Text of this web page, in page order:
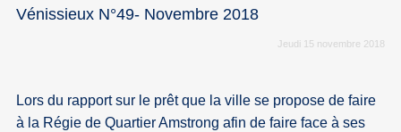
Vénissieux N°49- Novembre 2018
Jeudi 15 novembre 2018
Lors du rapport sur le prêt que la ville se propose de faire
à la Régie de Quartier Amstrong afin de faire face à ses